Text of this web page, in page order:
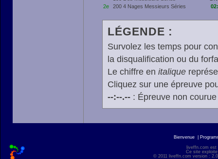
2e
200 4 Nages Messieurs Séries
LÉGENDE :
Survolez les temps pour
la disqualification ou du
Le chiffre en italique
Cliquez sur une épreuve
--:--.--: Épreuve non
Bienvenue
liveffn.com est
Ce site
© 2011 liveffn.com version :